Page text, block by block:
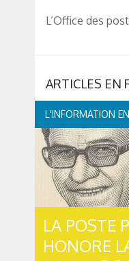
L’Office des
L'INFORMATION EN
CONTINUE
LA POSTE
HONORE